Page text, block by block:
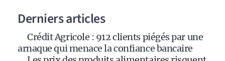
Derniers articles
Crédit Agricole : 912 clients piégés par une
arnaque qui menace la confiance bancaire